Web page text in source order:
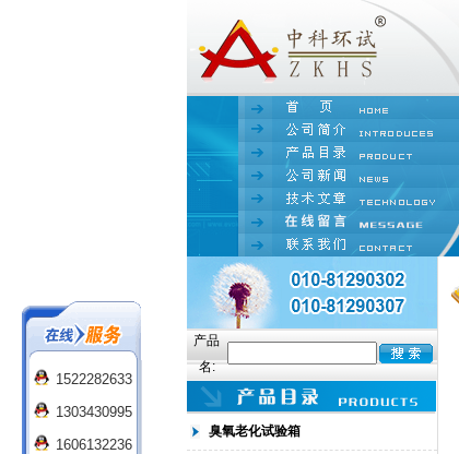
产品
名:
臭氧老化试验箱
1522282633
1303430995
1606132236